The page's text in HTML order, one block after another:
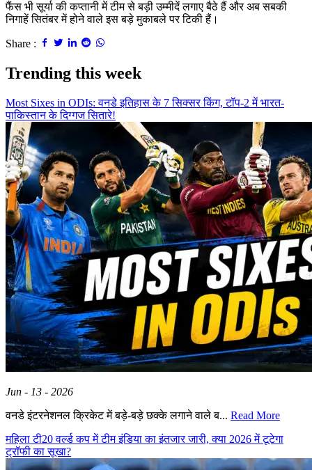
फैंस भी सूर्या की कप्तानी में टीम से बड़ी उम्मीदें लगाए बैठे हैं और अब सबकी
निगाहें सितंबर में होने वाले इस बड़े मुकाबले पर टिकी हैं।
Share :
Trending this week
Most Sixes in ODIs: वनडे इतिहास के 7 सिक्सर किंग, टॉप-2 में भारत-
पाकिस्तान के दिग्गज सितारे!
Jun - 13 - 2026
वनडे इंटरनेशनल क्रिकेट में बड़े-बड़े छक्के लगाने वाले ब... Read More
महिला टी20 वर्ल्ड कप में टीम इंडिया का इंतजार जारी, क्या 2026 में टूटेगा
ट्रॉफी का सूखा?